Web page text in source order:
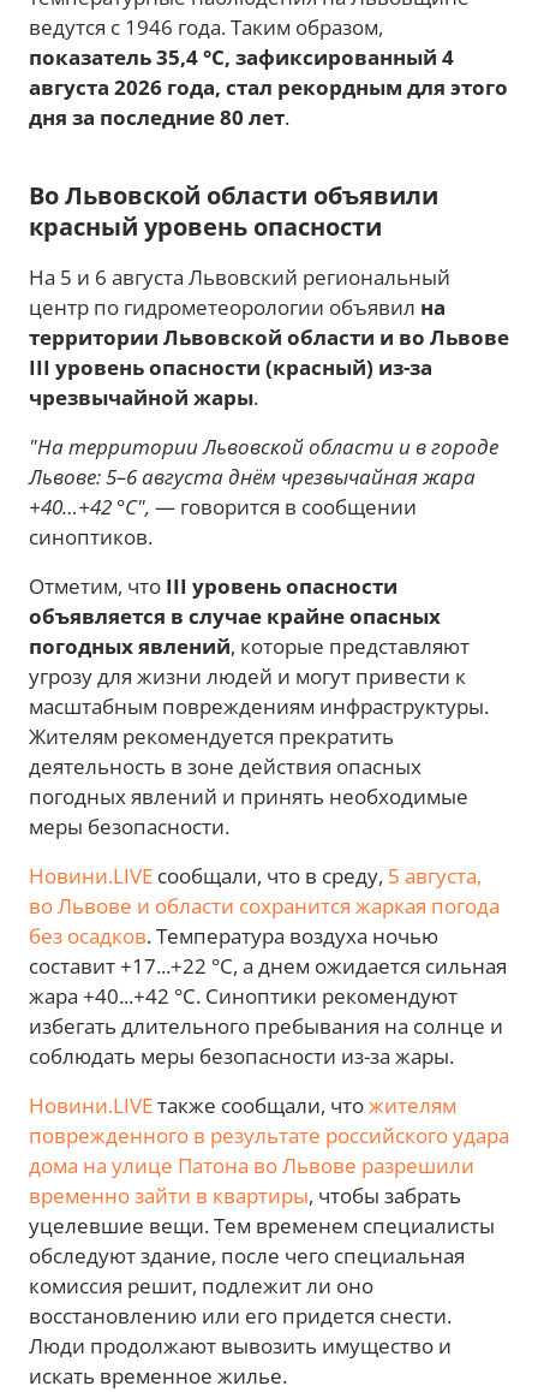
ведутся с 1946 года. Таким образом,
показатель 35,4 °C, зафиксированный 4
августа 2026 года, стал рекордным для этого
дня за последние 80 лет.
Во Львовской области объявили
красный уровень опасности
На 5 и 6 августа Львовский региональный
центр по гидрометеорологии объявил на
территории Львовской области и во Львове
III уровень опасности (красный) из-за
чрезвычайной жары.
"На территории Львовской области и в городе
Львове: 5–6 августа днём чрезвычайная жара
+40…+42 °C", — говорится в сообщении
синоптиков.
Отметим, что III уровень опасности
объявляется в случае крайне опасных
погодных явлений, которые представляют
угрозу для жизни людей и могут привести к
масштабным повреждениям инфраструктуры.
Жителям рекомендуется прекратить
деятельность в зоне действия опасных
погодных явлений и принять необходимые
меры безопасности.
Новини.LIVE сообщали, что в среду, 5 августа,
во Львове и области сохранится жаркая погода
без осадков. Температура воздуха ночью
составит +17...+22 °C, а днем ожидается сильная
жара +40...+42 °C. Синоптики рекомендуют
избегать длительного пребывания на солнце и
соблюдать меры безопасности из-за жары.
Новини.LIVEтакже сообщали, чтожителям
поврежденного в результате российского удара
дома на улице Патона во Львове разрешили
временно зайти в квартиры, чтобы забрать
уцелевшие вещи. Тем временем специалисты
обследуют здание, после чего специальная
комиссия решит, подлежит ли оно
восстановлению или его придется снести.
Люди продолжают вывозить имущество и
искать временное жилье.